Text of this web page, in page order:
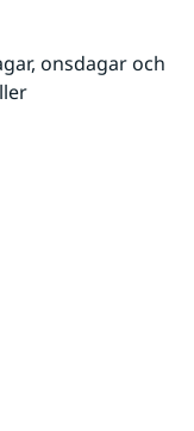
onsdagar och